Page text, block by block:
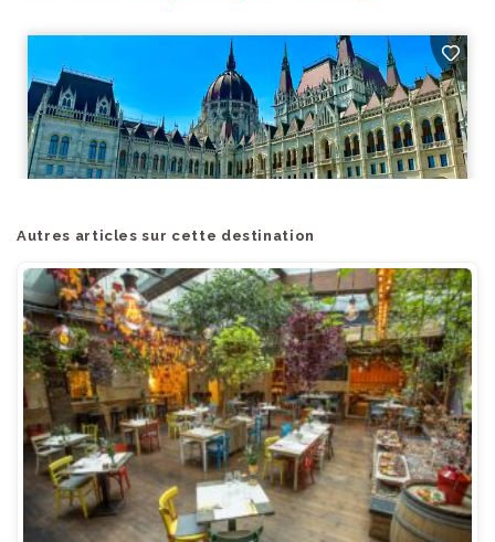
Autres articles sur cette destination